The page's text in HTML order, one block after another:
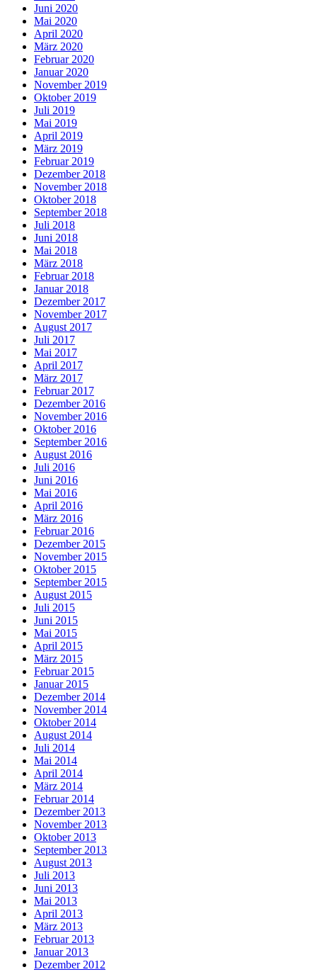
Juni 2020
Mai 2020
April 2020
März 2020
Februar 2020
Januar 2020
November 2019
Oktober 2019
Juli 2019
Mai 2019
April 2019
März 2019
Februar 2019
Dezember 2018
November 2018
Oktober 2018
September 2018
Juli 2018
Juni 2018
Mai 2018
März 2018
Februar 2018
Januar 2018
Dezember 2017
November 2017
August 2017
Juli 2017
Mai 2017
April 2017
März 2017
Februar 2017
Dezember 2016
November 2016
Oktober 2016
September 2016
August 2016
Juli 2016
Juni 2016
Mai 2016
April 2016
März 2016
Februar 2016
Dezember 2015
November 2015
Oktober 2015
September 2015
August 2015
Juli 2015
Juni 2015
Mai 2015
April 2015
März 2015
Februar 2015
Januar 2015
Dezember 2014
November 2014
Oktober 2014
August 2014
Juli 2014
Mai 2014
April 2014
März 2014
Februar 2014
Dezember 2013
November 2013
Oktober 2013
September 2013
August 2013
Juli 2013
Juni 2013
Mai 2013
April 2013
März 2013
Februar 2013
Januar 2013
Dezember 2012